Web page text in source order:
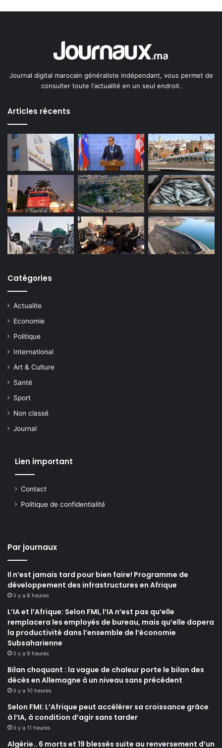
Journal digital marocain généraliste indépendant, vous permet de
consulter toute l'actualité en un seul endroit.
Articles récents
Catégories
Actualite
Economie
Politique
International
Art & Culture
Santé
Sport
Non classé
Journal
Lien important
Contact
Politique de confidentialité
Par journaux
Il n’est jamais tard pour bien faire! Programme de
développement des infrastructures en Afrique
il y a 8 heures
L’IA et l’Afrique: Selon FMI, l’IA n’est pas qu’elle
remplacera les employés de bureau, mais qu’elle dopera
la productivité dans l’ensemble de l’économie
Subsaharienne
il y a 9 heures
Bilan choquant : la vague de chaleur porte le bilan des
décès en Allemagne à un niveau sans précédent
il y a 10 heures
Selon FMI: L’Afrique peut accélérer sa croissance grâce
à l’IA, à condition d’agir sans tarder
il y a 11 heures
Algérie.. 6 morts et 19 blessés suite au renversement d’un